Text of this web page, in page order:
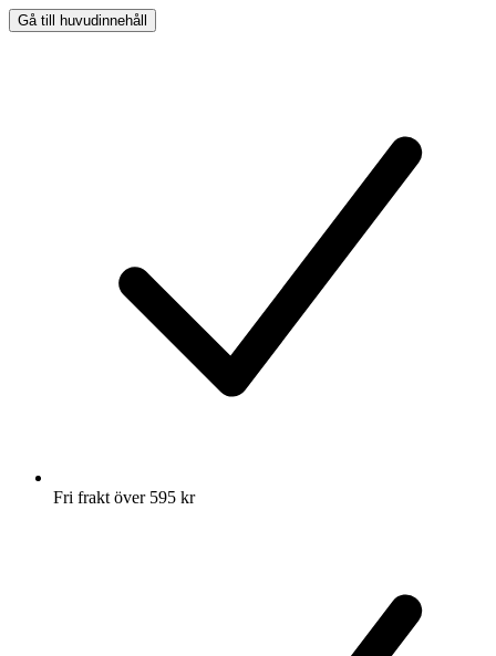
Gå till huvudinnehåll
Fri frakt över 595 kr